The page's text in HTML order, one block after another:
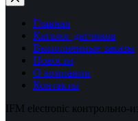
не
найденоГлавная
Каталог датчиков
Выполненные заказы
Новости
О компании
Контакты
IFM electronic контрольно-